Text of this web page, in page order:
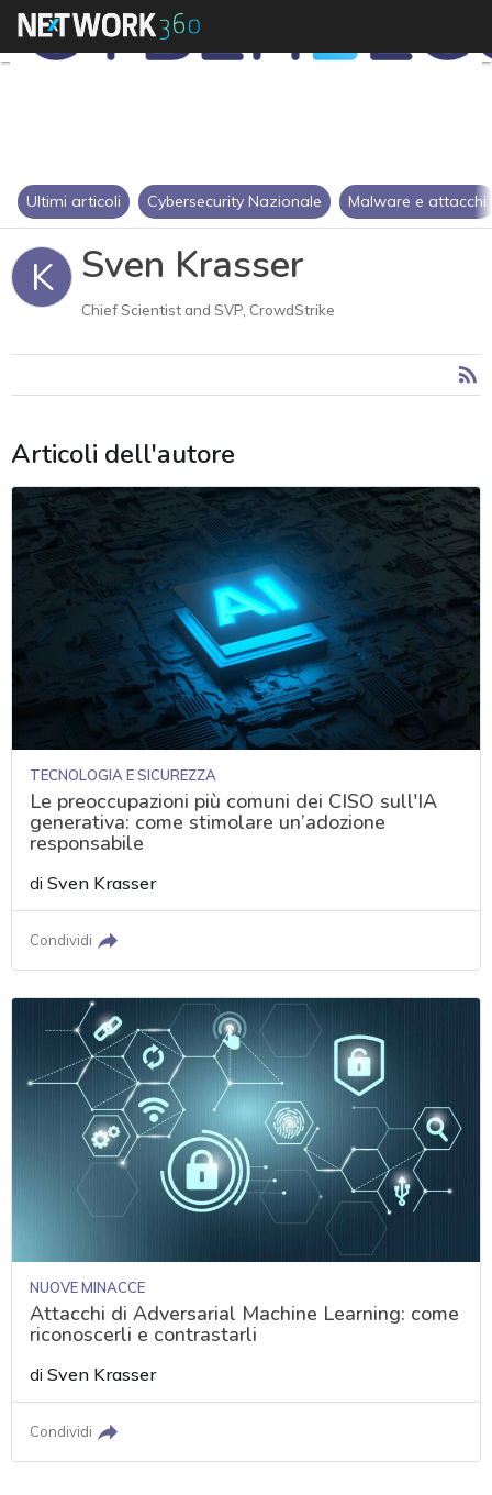
Ultimi articoli Cybersecurity Nazionale Malware e attacchi
K Sven Krasser
Chief Scientist and SVP, CrowdStrike
Articoli dell'autore
TECNOLOGIA E SICUREZZA
Le preoccupazioni più comuni dei CISO sull'IA
generativa: come stimolare un’adozione
responsabile
diSven Krasser
Condividi
NUOVE MINACCE
Attacchi di Adversarial Machine Learning: come
riconoscerli e contrastarli
diSven Krasser
Condividi